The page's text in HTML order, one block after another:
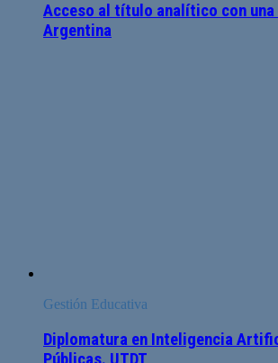
Acceso al título analítico con una
Argentina
Gestión Educativa
Diplomatura en Inteligencia